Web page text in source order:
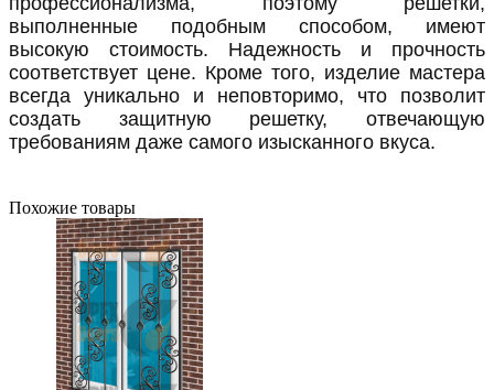
выполненные подобным способом, имеют
высокую стоимость. Надежность и прочность
соответствует цене. Кроме того, изделие мастера
всегда уникально и неповторимо, что позволит
создать защитную решетку, отвечающую
требованиям даже самого изысканного вкуса.
Похожие товары